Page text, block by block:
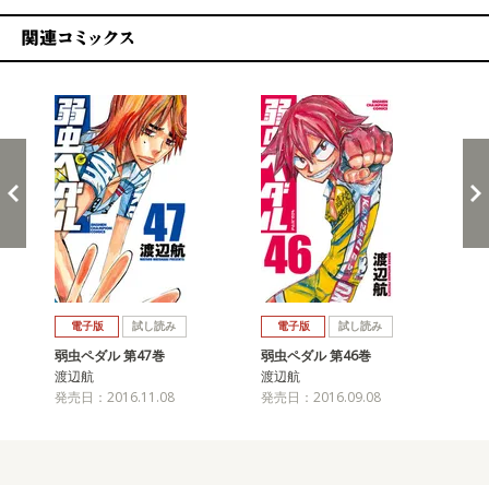
電子版 試し読み
弱虫ペダル 第47巻
渡辺航
発売日：2016.11.08
電子版 試し読み
弱虫ペダル 第46巻
渡辺航
発売日：2016.09.08